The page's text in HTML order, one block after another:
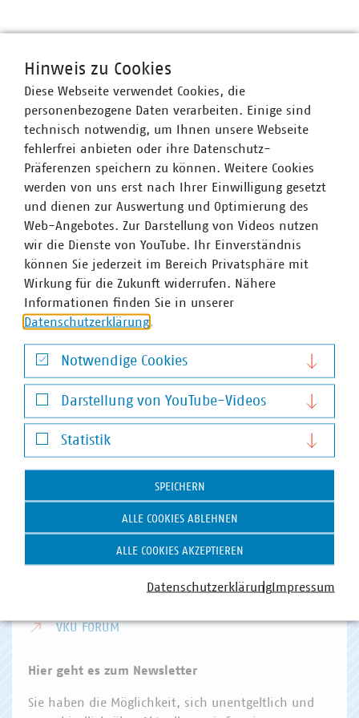
ENERGIEWIRTSCHAFT DIGITALISIERUNG/TKABFALLWIRTSCHAFT
Hausanschrift und Kontakt
VKU-Hauptgeschäftsstelle
10115 Berlin
Telefon:+49 30 58580-0
E-Mail:info(at)vku(dot)de
VKU AKADEMIE
VKU VERLAG
VKU FORUM
Hier geht es zum Newsletter
Sie haben die Möglichkeit, sich unentgeltlich und
Hinweis zu Cookies
Diese Webseite verwendet Cookies, die
personenbezogene Daten verarbeiten. Einige sind
technisch notwendig, um Ihnen unsere Webseite
fehlerfrei anbieten oder ihre Datenschutz-
Präferenzen speichern zu können. Weitere Cookies
werden von uns erst nach Ihrer Einwilligung gesetzt
und dienen zur Auswertung und Optimierung des
Web-Angebotes. Zur Darstellung von Videos nutzen
wir die Dienste von YouTube. Ihr Einverständnis
können Sie jederzeit im Bereich Privatsphäre mit
Wirkung für die Zukunft widerrufen. Nähere
Informationen finden Sie in unserer
Datenschutzerklärung.
Notwendige Cookies
Notwendige Cookies
Darstellung von YouTube-Videos
Darstellung von YouTube-Videos
Statistik
Statistik
SPEICHERN
ALLE COOKIES ABLEHNEN
ALLE COOKIES AKZEPTIEREN
DatenschutzerklärungImpressum